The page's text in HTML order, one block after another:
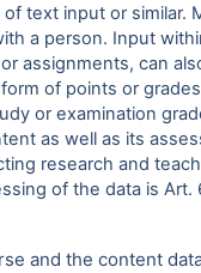
text input or similar.
a person. Input
assignments, can
of points or
or examination
as well as its
research and
of the data is Art.
and the content